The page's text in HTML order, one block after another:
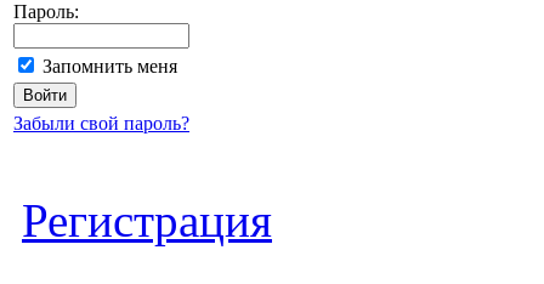
Пароль:
Запомнить меня
Забыли свой пароль?
Регистрация